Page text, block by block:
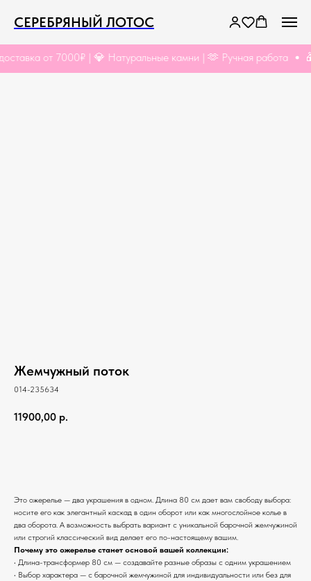
СЕРЕБРЯНЫЙ ЛОТОС
от 7000₽ | 💎 Натуральные камни | 🫶 Ручная работа 🎁
Жемчужный поток
014-235634
11900,00 р.
Это ожерелье — два украшения в одном. Длина 80 см дает вам свободу выбора:
носите его как элегантный каскад в один оборот или как многослойное колье в
два оборота. А возможность выбрать вариант с уникальной барочной жемчужиной
или строгий классический вид делает его по-настоящему вашим.
Почему это ожерелье станет основой вашей коллекции:
• Длина-трансформер 80 см — создавайте разные образы с одним украшением
• Выбор характера — с барочной жемчужиной для индивидуальности или без для